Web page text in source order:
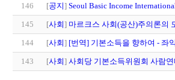
146 [공지] Seoul Basic Income
145 [사회] 마르크스 사회(공산)주의론의
144 [사회] [번역] 기본소득을 향하여 - 좌
143 [사회] 사회당 기본소득위원회 사람